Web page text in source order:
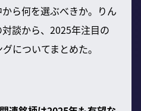
ら何を選ぶべきか。りん
談から、2025年注目の
についてまとめた。